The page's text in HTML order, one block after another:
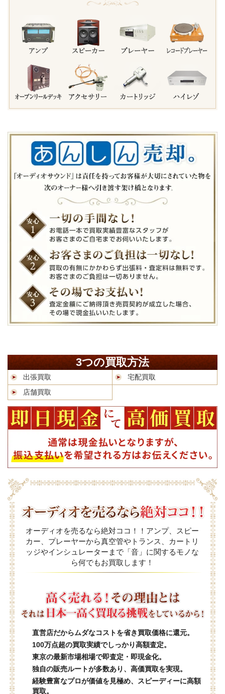
3つの買取方法
出張買取
宅配買取
店舗買取
オーディオを売るなら絶対ココ！！アンプ、スピー
カー、プレーヤーから真空管やトランス、カートリ
ッジやインシュレーターまで「音」に関するモノな
ら何でもお買取します！
直営店だからムダなコストを省き買取価格に還元。
100万点超の買取実績でしっかり高額査定。
東京の最新市場相場で即査定・即現金化。
独自の販売ルートが多数あり、高価買取を実現。
経験豊富なプロが価値を見極め、スピーディーに高額
買取。